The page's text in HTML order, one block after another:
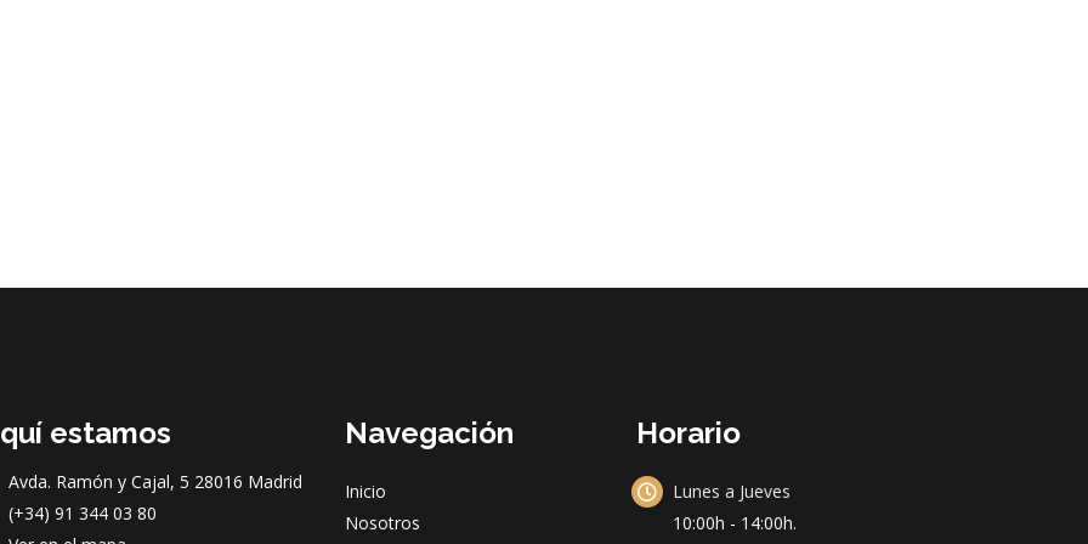
estamos
Avda. Ramón y Cajal, 5 28016 Madrid
(+34) 91 344 03 80
Navegación
Inicio
Nosotros
Horario
Lunes a Jueves
10:00h - 14:00h.